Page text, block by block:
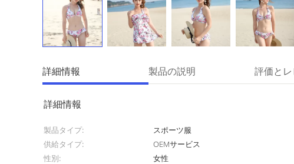
詳細情報 製品の説明 評価と
詳細情報
製品タイプ: スポーツ服
供給タイプ:
OEMサービス
性別:
女性